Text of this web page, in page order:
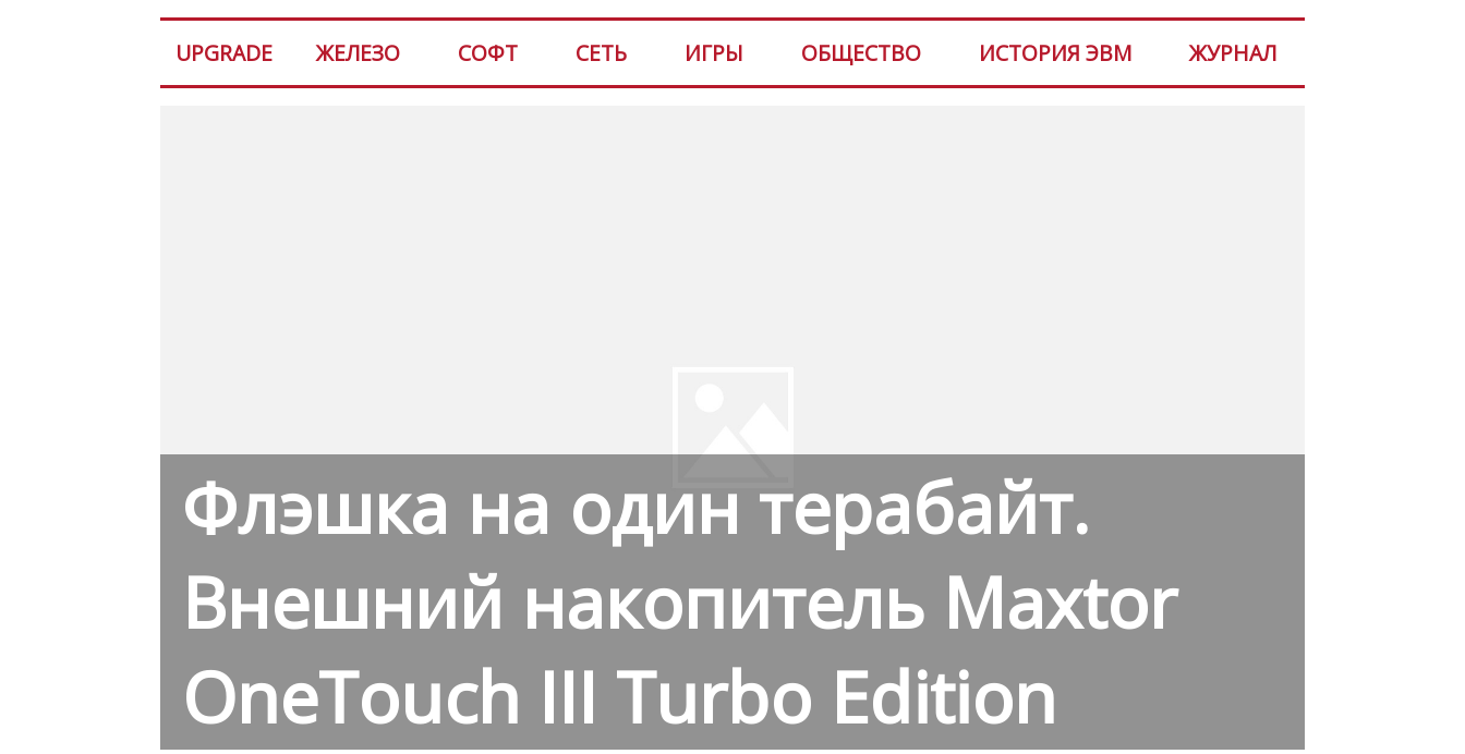
UPGRADE ЖЕЛЕЗО СОФТ СЕТЬ ИГРЫ ОБЩЕСТВО ИСТОРИЯ ЭВМ ЖУРНАЛ
Флэшка на один терабайт.
Внешний накопитель Maxtor
OneTouch III Turbo Edition